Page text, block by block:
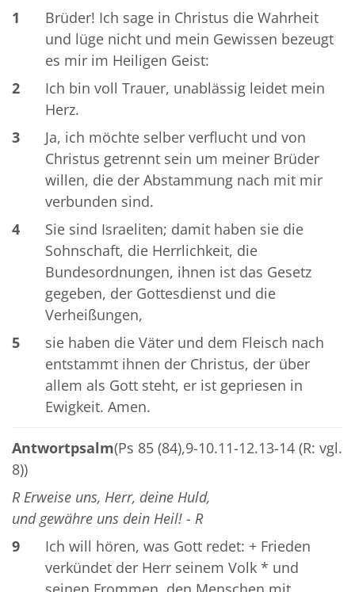
1
Brüder! Ich sage in Christus die Wahrheit
und lüge nicht und mein Gewissen bezeugt
es mir im Heiligen Geist:
2
Ich bin voll Trauer, unablässig leidet mein
Herz.
3
Ja, ich möchte selber verflucht und von
Christus getrennt sein um meiner Brüder
willen, die der Abstammung nach mit mir
verbunden sind.
4
Sie sind Israeliten; damit haben sie die
Sohnschaft, die Herrlichkeit, die
Bundesordnungen, ihnen ist das Gesetz
gegeben, der Gottesdienst und die
Verheißungen,
5
sie haben die Väter und dem Fleisch nach
entstammt ihnen der Christus, der über
allem als Gott steht, er ist gepriesen in
Ewigkeit. Amen.
Antwortpsalm(Ps 85 (84),9-10.11-12.13-14 (R: vgl.
8))
R Erweise uns, Herr, deine Huld,
und gewähre uns dein Heil! - R
9
Ich will hören, was Gott redet: + Frieden
verkündet der Herr seinem Volk * und